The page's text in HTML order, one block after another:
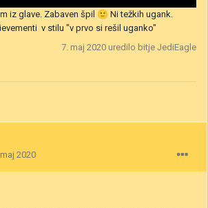
iz glave. Zabaven špil 🙂 Ni težkih ugank.
v stilu "v prvo si rešil uganko"
7. maj 2020 uredilo bitje JediEagle
2020